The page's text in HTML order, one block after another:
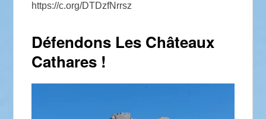
https://c.org/DTDzfNrrsz
Défendons Les Châteaux
Cathares !